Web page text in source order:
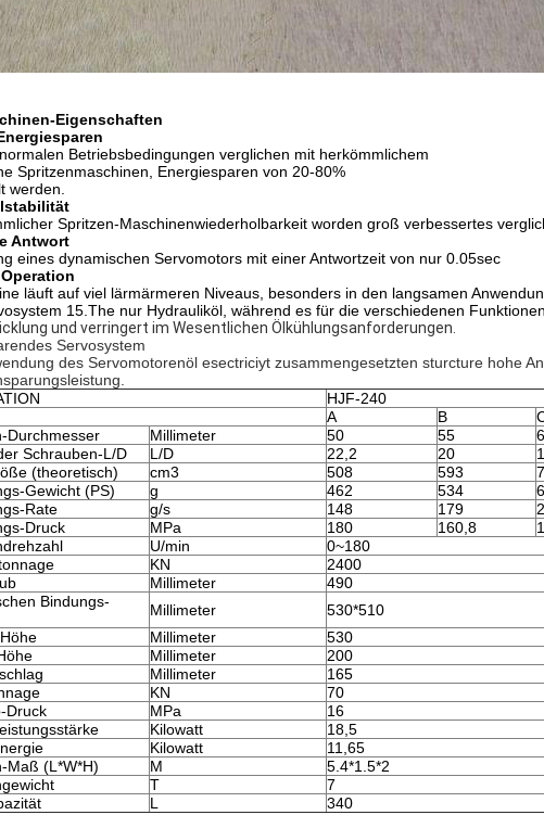
Eigenschaften
Betriebsbedingungen verglichen mit herkömmlichem
Spritzenmaschinen, Energiesparen von 20-80%
werden.
Spritzen-Maschinenwiederholbarkeit worden groß verbessertes
Antwort
eines dynamischen Servomotors mit einer Antwortzeit von nur 0.05sec
läuft auf viel lärmärmeren Niveaus, besonders in den langsamen
15.The nur Hydrauliköl, während es für die verschiedenen
und verringert im Wesentlichen Ölkühlungsanforderungen.
Servosystem
des Servomotorenöl esectriciyt zusammengesetzten sturcture hohe
HJF-240
A
B
Durchmesser
Millimeter 50 55
Schrauben-L/D
L/D 22,2 20
(theoretisch)
cm3 508 593
Gewicht (PS)
g 462 534
Rate
g/s 148 179
Druck
MPa 180 160,8
U/min
0~180
KN
2400
Millimeter
490
Bindungs-
Millimeter
530*510
Millimeter
530
Millimeter
200
Millimeter
165
KN
70
Druck
MPa
16
Kilowatt
18,5
Kilowatt
11,65
Maß (L*W*H)
M
5.4*1.5*2
T
7
L
340